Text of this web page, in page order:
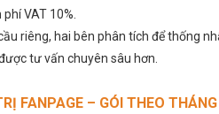
VAT 10%.
riêng, hai bên phân tích để thống
tư vấn chuyên sâu hơn.
FANPAGE – GÓI THEO THÁNG